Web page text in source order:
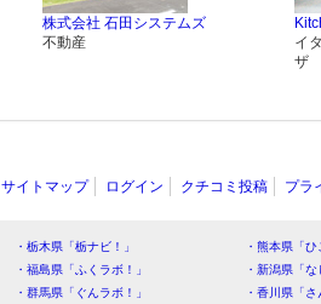
株式会社 石田システムズ
不動産
イ
ザ
サイトマップ ログイン クチコミ投稿 プラ
・栃木県「栃ナビ！」
・熊本県「
・福島県「ふくラボ！」
・新潟県「
・群馬県「ぐんラボ！」
・香川県「